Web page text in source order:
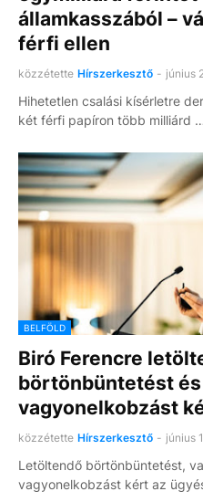
államkasszából –
férfi ellen
közzétette Hírszerkesztő - június
Hihetetlen csalási kísérletre
két férfi papíron több milliárd
BELFÖLD
Biró Ferencre
börtönbüntetést
vagyonelkobzást
közzétette Hírszerkesztő - június
Letöltendő börtönbüntetést,
vagyonelkobzást kért az